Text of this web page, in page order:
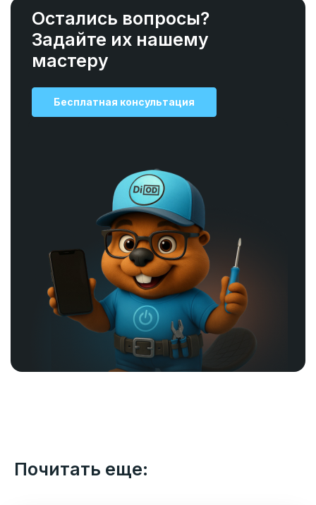
Остались вопросы?
Задайте их нашему
мастеру
Бесплатная консультация
Почитать еще: